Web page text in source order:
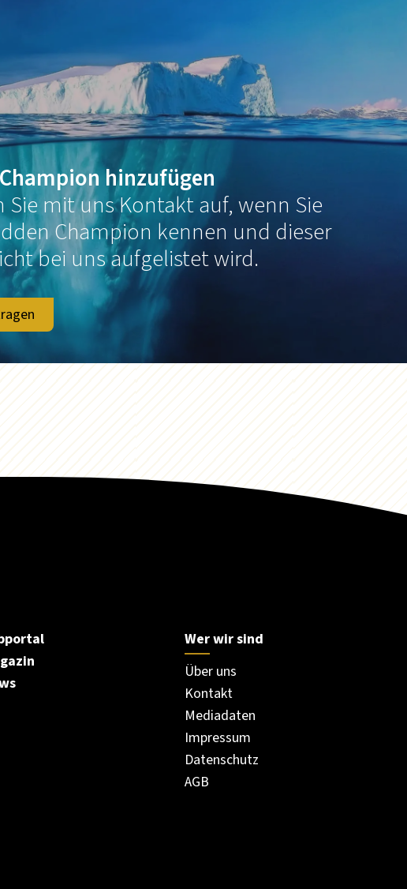
hinzufügen
Sie mit uns Kontakt auf, wenn Sie
Champion kennen und dieser
bei uns aufgelistet wird.
Wer wir sind
Über uns
Kontakt
Mediadaten
Impressum
Datenschutz
AGB